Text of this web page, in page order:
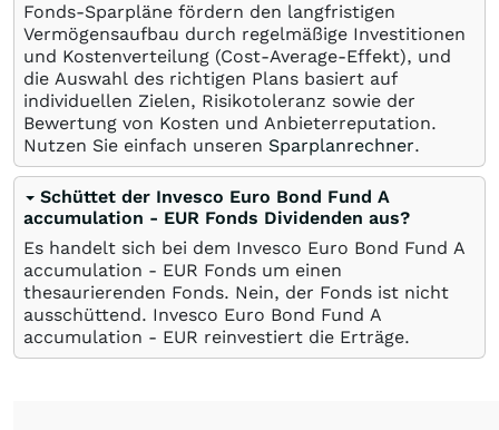
Fonds-Sparpläne fördern den langfristigen
Vermögensaufbau durch regelmäßige Investitionen
und Kostenverteilung (Cost-Average-Effekt), und
die Auswahl des richtigen Plans basiert auf
individuellen Zielen, Risikotoleranz sowie der
Bewertung von Kosten und Anbieterreputation.
Nutzen Sie einfach unseren Sparplanrechner.
Schüttet der Invesco Euro Bond Fund A
accumulation - EUR Fonds Dividenden aus?
Es handelt sich bei dem Invesco Euro Bond Fund A
accumulation - EUR Fonds um einen
thesaurierenden Fonds. Nein, der Fonds ist nicht
ausschüttend. Invesco Euro Bond Fund A
accumulation - EUR reinvestiert die Erträge.